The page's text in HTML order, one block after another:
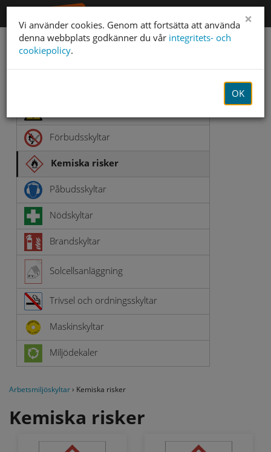
Arbetsmiljöskyltar
Förbudsskyltar
Kemiska risker
Påbudsskyltar
Nödskyltar
Brandskyltar
Solcellsanläggning
Trivsel och ordningsskyltar
Maskinskyltar
Miljödekaler
Arbetsmiljöskyltar› Kemiska risker
Kemiska risker
×
Vi använder cookies. Genom att fortsätta att använda
denna webbplats godkänner du vår integritets- och
cookiepolicy.
OK